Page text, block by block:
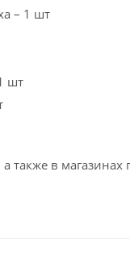
– 1 шт
шт
также в